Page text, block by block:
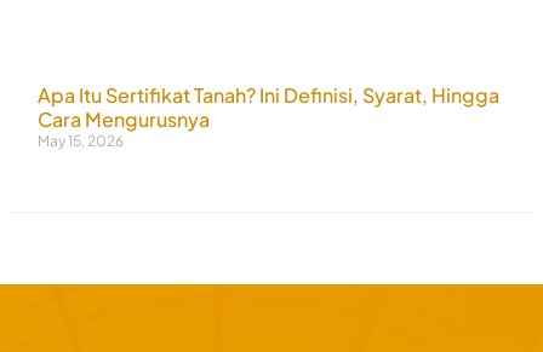
Apa Itu Sertifikat Tanah? Ini Definisi, Syarat, Hingga
Cara Mengurusnya
May 15, 2026